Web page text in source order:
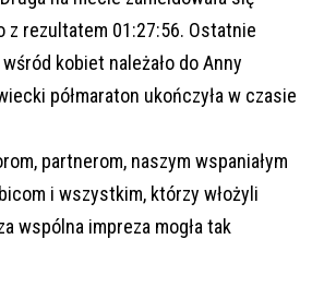
z rezultatem 01:27:56. Ostatnie
kobiet należało do Anny
półmaraton ukończyła w czasie
partnerom, naszym wspaniałym
i wszystkim, którzy włożyli
wspólna impreza mogła tak